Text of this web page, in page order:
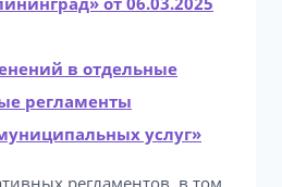
в отдельные
регламенты
услуг»
регламентов, в том